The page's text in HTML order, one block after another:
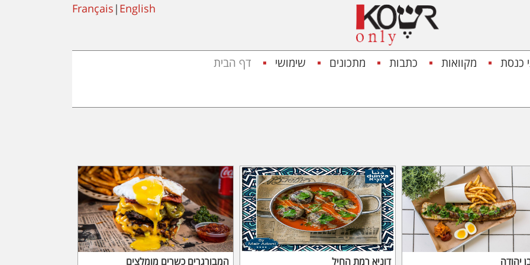
Français | English
כנסת מקוואות כתבות מתכונים שימושי
דף הבית
יהודה דוניא רמת החיל המבורגרים כשרים מומלצים